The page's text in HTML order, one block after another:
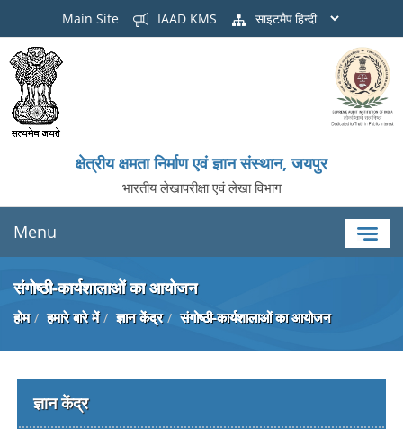
Main Site IAAD KMS साइटमैप
क्षेत्रीय क्षमता निर्माण एवं ज्ञान संस्थान, जयपुर
भारतीय लेखापरीक्षा एवं लेखा विभाग
Menu
संगोष्ठी-कार्यशालाओं का आयोजन
होम हमारे बारे में ज्ञान केंद्र संगोष्ठी-कार्यशालाओं का आयोजन
ज्ञान केंद्र